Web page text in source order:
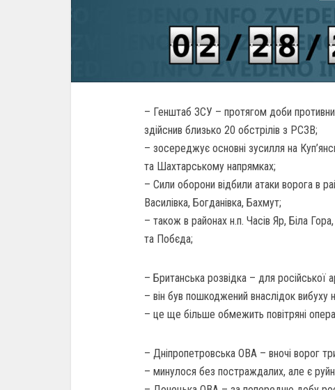
– Генштаб ЗСУ – протягом доби
здійснив близько 20 обстрілів з РСЗВ;
– зосереджує основні зусилля на
та Шахтарському напрямках;
– Сили оборони відбили атаки ворога в
Василівка, Богданівка, Бахмут;
– також в районах н.п. Часів Яр, Біла
та Побєда;
– Британська розвідка – для
– він був пошкоджений внаслідок вибуху
– це ще більше обмежить повітряні
– Дніпропетровська ОВА – вночі ворог
– минулося без постраждалих, але є